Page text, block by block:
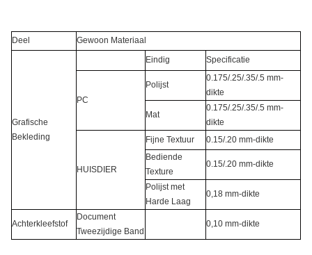
Deel Gewoon Materiaal
Grafische
Bekleding
Eindig Specificatie
PC
Polijst
0.175/.25/.35/.5 mm-
dikte
Mat
0.175/.25/.35/.5 mm-
dikte
HUISDIER
Fijne Textuur
0.15/.20 mm-dikte
Bediende
Texture
0.15/.20 mm-dikte
Polijst met
Harde Laag
0,18 mm-dikte
Achterkleefstof
Document
Tweezijdige Band
0,10 mm-dikte